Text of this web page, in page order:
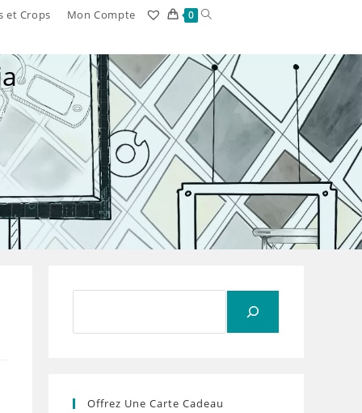
et Crops Mon Compte 0 Toggle
search
Offrez Une Carte Cadeau